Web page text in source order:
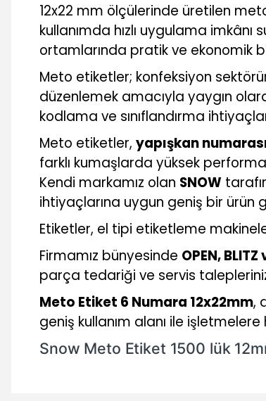
12x22 mm ölçülerinde üretilen
kullanımda hızlı uygulama imkânı
ortamlarında pratik ve ekonomik
Meto etiketler; konfeksiyon
düzenlemek amacıyla yaygın
kodlama ve sınıflandırma
Meto etiketler, yapışkan
farklı kumaşlarda yüksek
Kendi markamız olan SNOW
ihtiyaçlarına uygun geniş bir ürün
Etiketler, el tipi etiketleme
Firmamız bünyesinde OPEN,
parça tedariği ve servis
Meto Etiket 6 Numara 12x22mm,
geniş kullanım alanı ile
Snow Meto Etiket 1500 lük